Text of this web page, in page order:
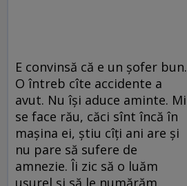
E convinsă că e un șofer bun.
O întreb cîte accidente a
avut. Nu își aduce aminte. Mi
se face rău, căci sînt încă în
mașina ei, știu cîți ani are și
nu pare să sufere de
amnezie. Îi zic să o luăm
ușurel și să le numărăm.